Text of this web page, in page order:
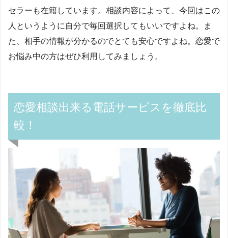
セラーも在籍しています。相談内容によって、今回はこの
人というように自分で毎回選択してもいいですよね。ま
た、相手の情報が分かるのでとても安心ですよね。恋愛で
お悩み中の方はぜひ利用してみましょう。
恋愛相談出来る電話サービスを徹底比
較！